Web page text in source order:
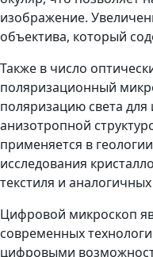
изображение.
объектива, который
Также в число
поляризационный
поляризацию света для
анизотропной
применяется в
исследования
текстиля и
Цифровой микроскоп
современных
цифровыми